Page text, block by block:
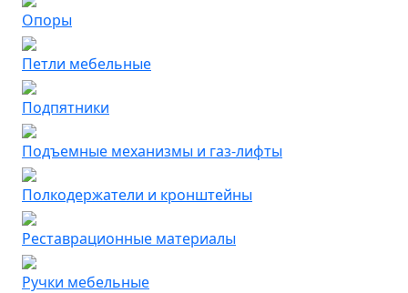
Опоры
Петли мебельные
Подпятники
Подъемные механизмы и газ-лифты
Полкодержатели и кронштейны
Реставрационные материалы
Ручки мебельные